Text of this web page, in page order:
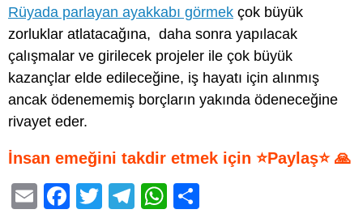
Rüyada parlayan ayakkabı görmek çok büyük
zorluklar atlatacağına, daha sonra yapılacak
çalışmalar ve girilecek projeler ile çok büyük
kazançlar elde edileceğine, iş hayatı için alınmış
ancak ödenememiş borçların yakında ödeneceğine
rivayet eder.
İnsan emeğini takdir etmek için ⭐Paylaş⭐ 🙏
E
F
T
T
W